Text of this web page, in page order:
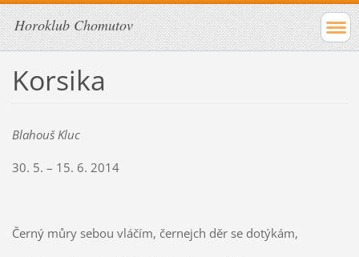
Horoklub Chomutov
Korsika
Blahouš Kluc
30. 5. – 15. 6. 2014
Černý můry sebou vláčím, černejch děr se dotýkám,